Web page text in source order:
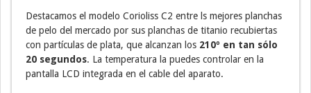
Destacamos el modelo Corioliss C2 entre ls mejores planchas
de pelo del mercado por sus planchas de titanio recubiertas
con partículas de plata, que alcanzan los 210º en tan sólo
20 segundos. La temperatura la puedes controlar en la
pantalla LCD integrada en el cable del aparato.